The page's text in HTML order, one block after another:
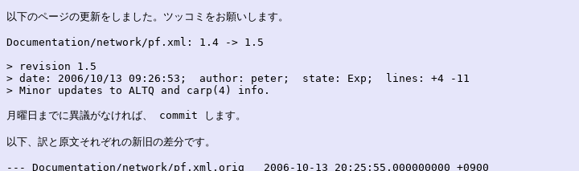
以下のページの更新をしました。ツッコミをお願いします。
Documentation/network/pf.xml: 1.4 -> 1.5
> revision 1.5
> date: 2006/10/13 09:26:53;  author: peter;  state: Exp;  lines: +4 -11
> Minor updates to ALTQ and carp(4) info.
月曜日までに異議がなければ、 commit します。
以下、訳と原文それぞれの新旧の差分です。
--- Documentation/network/pf.xml.orig	2006-10-13 20:25:55.000000000 +0900